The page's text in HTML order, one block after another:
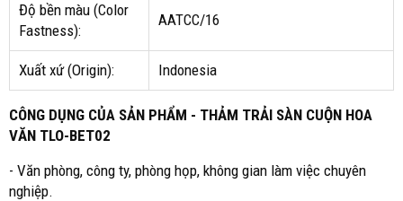
Độ bền màu (Color
Fastness):
AATCC/16
Xuất xứ (Origin): Indonesia
CÔNG DỤNG CỦA SẢN PHẨM - THẢM TRẢI SÀN CUỘN HOA
VĂN TLO-BET02
- Văn phòng, công ty, phòng họp, không gian làm việc chuyên
nghiệp.